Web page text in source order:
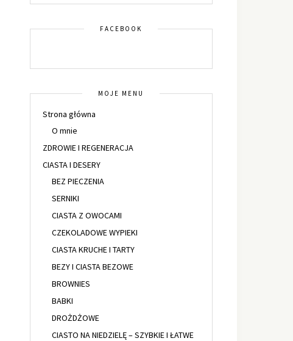
FACEBOOK
MOJE MENU
Strona główna
O mnie
ZDROWIE I REGENERACJA
CIASTA I DESERY
BEZ PIECZENIA
SERNIKI
CIASTA Z OWOCAMI
CZEKOLADOWE WYPIEKI
CIASTA KRUCHE I TARTY
BEZY I CIASTA BEZOWE
BROWNIES
BABKI
DROŻDŻOWE
CIASTO NA NIEDZIELĘ – SZYBKIE I ŁATWE